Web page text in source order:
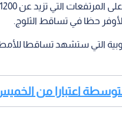
حظا في تساقط الثلوج.
التي ستشهد تساقطا
اعتبارا من